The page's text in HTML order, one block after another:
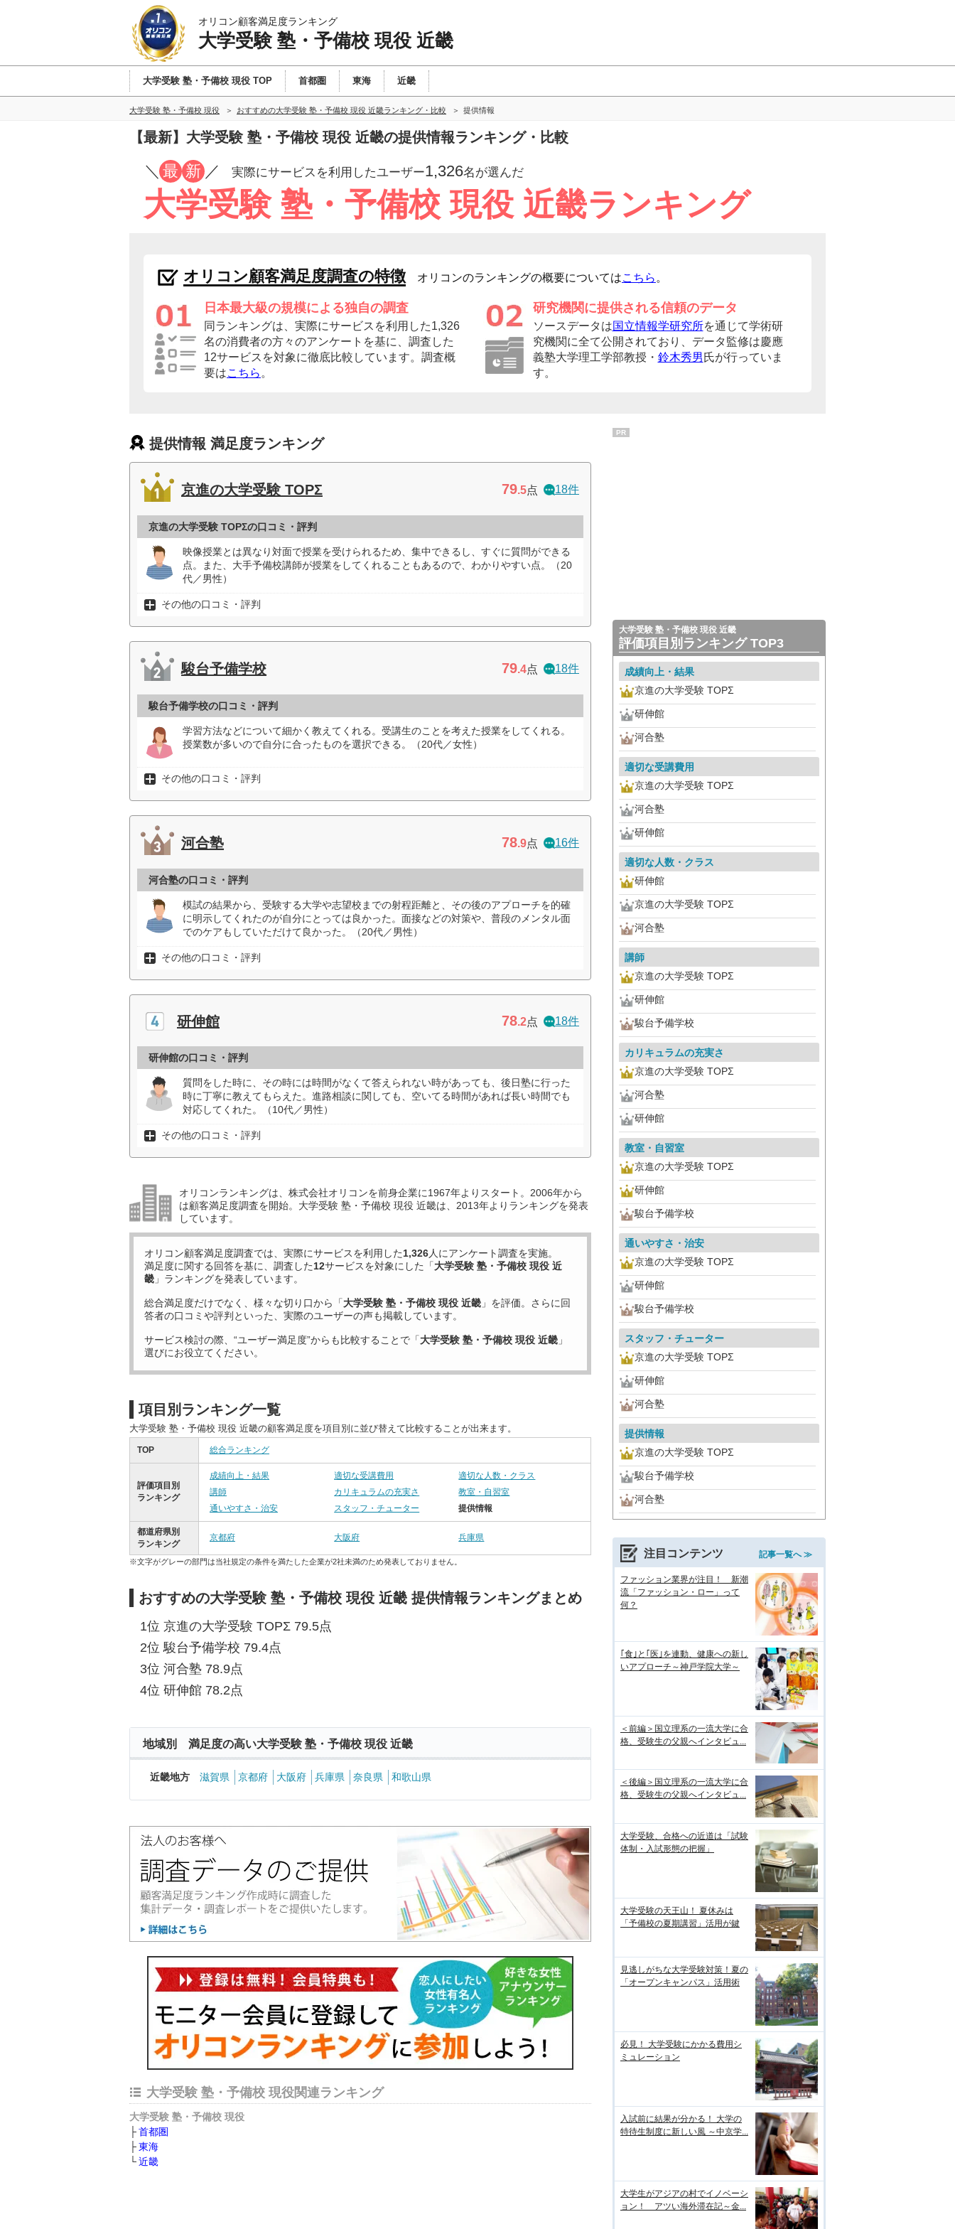
オリコン顧客満足度ランキング
大学受験 塾・予備校 現役 近畿
大学受験 塾・予備校 現役 TOP 首都圏 東海 近畿
大学受験 塾・予備校 現役 おすすめの大学受験 塾・予備校 現役 近畿ランキング・比較 提供情報
【最新】大学受験 塾・予備校 現役 近畿の提供情報ランキング・比較
／ 最 新 ／ 実際にサービスを利用したユーザー1,326名が選んだ
大学受験 塾・予備校 現役 近畿ランキング
オリコン顧客満足度調査の特徴 オリコンのランキングの概要についてはこちら 。
日本最大級の規模による独自の調査
同ランキングは、実際にサービスを利用した1,326
名の消費者の方々のアンケートを基に、調査した
12サービスを対象に徹底比較しています。調査概
要はこちら 。
研究機関に提供される信頼のデータ
ソースデータは国立情報学研究所を通じて学術研
究機関に全て公開されており、データ監修は慶應
義塾大学理工学部教授・ 鈴木秀男 氏が行っていま
す。
提供情報 満足度ランキング
京進の大学受験 TOPΣ 79.5点 18件
京進の大学受験 TOPΣの口コミ・評判
映像授業とは異なり対面で授業を受けられるため、集中できるし、すぐに質問ができる
点。また、大手予備校講師が授業をしてくれることもあるので、わかりやすい点。（20
代／男性）
その他の口コミ・評判
駿台予備学校 79.4点 18件
駿台予備学校の口コミ・評判
学習方法などについて細かく教えてくれる。受講生のことを考えた授業をしてくれる。
授業数が多いので自分に合ったものを選択できる。（20代／女性）
その他の口コミ・評判
河合塾 78.9点 16件
河合塾の口コミ・評判
模試の結果から、受験する大学や志望校までの射程距離と、その後のアプローチを的確
に明示してくれたのが自分にとっては良かった。面接などの対策や、普段のメンタル面
でのケアもしていただけて良かった。（20代／男性）
その他の口コミ・評判
研伸館 78.2点 18件
研伸館の口コミ・評判
質問をした時に、その時には時間がなくて答えられない時があっても、後日塾に行った
時に丁寧に教えてもらえた。進路相談に関しても、空いてる時間があれば長い時間でも
対応してくれた。（10代／男性）
その他の口コミ・評判
オリコンランキングは、株式会社オリコンを前身企業に1967年よりスタート。2006年から
は顧客満足度調査を開始。大学受験 塾・予備校 現役 近畿は、2013年よりランキングを発表
しています。
オリコン顧客満足度調査では、実際にサービスを利用した1,326人にアンケート調査を実施。
満足度に関する回答を基に、調査した12サービスを対象にした「大学受験 塾・予備校 現役 近
畿 」ランキングを発表しています。
総合満足度だけでなく、様々な切り口から「大学受験 塾・予備校 現役 近畿 」を評価。さらに回
答者の口コミや評判といった、実際のユーザーの声も掲載しています。
サービス検討の際、“ユーザー満足度”からも比較することで「大学受験 塾・予備校 現役 近畿 」
選びにお役立てください。
項目別ランキング一覧
大学受験 塾・予備校 現役 近畿の顧客満足度を項目別に並び替えて比較することが出来ます。
TOP 総合ランキング
評価項目別
ランキング
成績向上・結果 適切な受講費用
適切な人数・クラス
講師
カリキュラムの充実さ
教室・自習室
通いやすさ・治安
スタッフ・チューター 提供情報
都道府県別
ランキング
京都府 大阪府 兵庫県
※文字がグレーの部門は当社規定の条件を満たした企業が2社未満のため発表しておりません。
おすすめの大学受験 塾・予備校 現役 近畿 提供情報ランキングまとめ
1位 京進の大学受験 TOPΣ 79.5点
2位 駿台予備学校 79.4点
3位 河合塾 78.9点
4位 研伸館 78.2点
地域別 満足度の高い大学受験 塾・予備校 現役 近畿
近畿地方 滋賀県 京都府 大阪府 兵庫県 奈良県 和歌山県
大学受験 塾・予備校 現役関連ランキング
大学受験 塾・予備校 現役
首都圏
東海
近畿
PR
大学受験 塾・予備校 現役 近畿
評価項目別ランキング TOP3
成績向上・結果
京進の大学受験 TOPΣ
研伸館
河合塾
適切な受講費用
京進の大学受験 TOPΣ
河合塾
研伸館
適切な人数・クラス
研伸館
京進の大学受験 TOPΣ
河合塾
講師
京進の大学受験 TOPΣ
研伸館
駿台予備学校
カリキュラムの充実さ
京進の大学受験 TOPΣ
河合塾
研伸館
教室・自習室
京進の大学受験 TOPΣ
研伸館
駿台予備学校
通いやすさ・治安
京進の大学受験 TOPΣ
研伸館
駿台予備学校
スタッフ・チューター
京進の大学受験 TOPΣ
研伸館
河合塾
提供情報
京進の大学受験 TOPΣ
駿台予備学校
河合塾
注目コンテンツ 記事一覧へ ≫
ファッション業界が注目！ 新潮
流「ファッション・ロー」って
何？
｢食｣と｢医｣を連動、健康への新し
いアプローチ～神戸学院大学～
＜前編＞国立理系の一流大学に合
格、受験生の父親へインタビュ...
＜後編＞国立理系の一流大学に合
格、受験生の父親へインタビュ...
大学受験、合格への近道は「試験
体制・入試形態の把握」
大学受験の天王山！ 夏休みは
「予備校の夏期講習」活用が鍵
見逃しがちな大学受験対策！夏の
「オープンキャンパス」活用術
必見！ 大学受験にかかる費用シ
ミュレーション
入試前に結果が分かる！ 大学の
特待生制度に新しい風 ～中京学...
大学生がアジアの村でイノベーシ
ョン！ アツい海外滞在記～金...